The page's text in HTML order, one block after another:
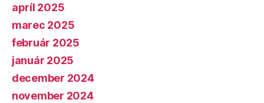
apríl 2025
marec 2025
február 2025
január 2025
december 2024
november 2024